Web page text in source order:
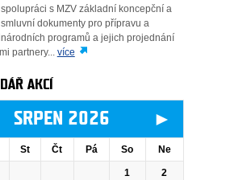
s MZV základní koncepční a
dokumenty pro přípravu a
programů a jejich projednání
partnery... více
AKCÍ
SRPEN 2026 ►
St Čt Pá So Ne
1 2